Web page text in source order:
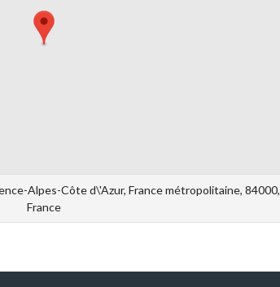
Alpes-Côte d\'Azur, France métropolitaine, 84000,
France